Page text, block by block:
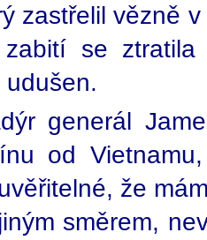
zastřelil vězně
se
generál
od
že
směrem,